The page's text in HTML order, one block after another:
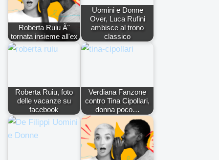
Roberta Ruiu Ã¨
tornata insieme all'ex
Uomini e Donne
Over, Luca Rufini
ambisce al trono
classico
Roberta Ruiu, foto
delle vacanze su
facebook
Verdiana Fanzone
contro Tina Cipollari,
donna poco…